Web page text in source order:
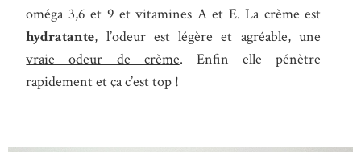
oméga 3,6 et 9 et vitamines A et E. La crème est
hydratante, l’odeur est légère et agréable, une
vraie odeur de crème. Enfin elle pénètre
rapidement et ça c’est top !